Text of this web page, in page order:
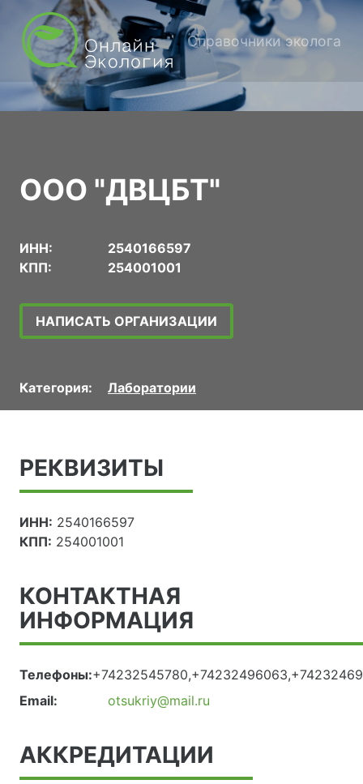
Справочники эколога
ООО "ДВЦБТ"
ИНН:
2540166597
КПП:
254001001
НАПИСАТЬ ОРГАНИЗАЦИИ
Категория: Лаборатории
РЕКВИЗИТЫ
ИНН: 2540166597
КПП: 254001001
КОНТАКТНАЯ
ИНФОРМАЦИЯ
Телефоны:
Email:
otsukriy@mail.ru
АККРЕДИТАЦИИ